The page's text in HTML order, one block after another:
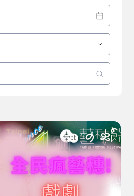
些回憶｜2022臺北藝穗節《我